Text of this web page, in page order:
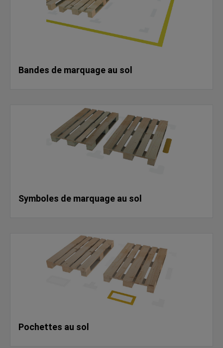
Bandes de marquage au sol
Symboles de marquage au sol
Pochettes au sol